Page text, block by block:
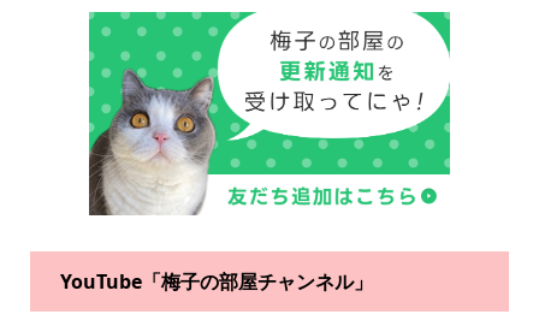
YouTube「梅子の部屋チャンネル」